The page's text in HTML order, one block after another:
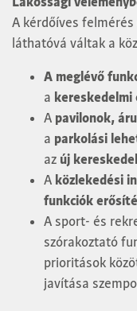
A kérdőíves
láthatóvá váltak a
A meglévő
a
A pavilonok,
a parkolási
az új
A közlekedési
funkciók
A sport- és
szórakoztató
prioritások
javítása